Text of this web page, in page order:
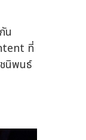
น
ที่
นิพนธ์